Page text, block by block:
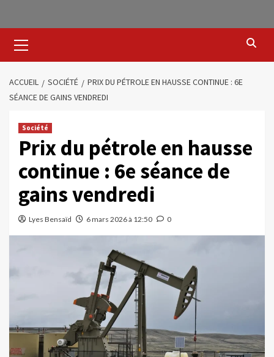
ACCUEIL SOCIÉTÉ
PRIX DU PÉTROLE EN HAUSSE CONTINUE : 6E
SÉANCE DE GAINS VENDREDI
Société
Prix du pétrole en hausse
continue : 6e séance de
gains vendredi
Lyes Bensaïd 6 mars 2026 à 12:50 0